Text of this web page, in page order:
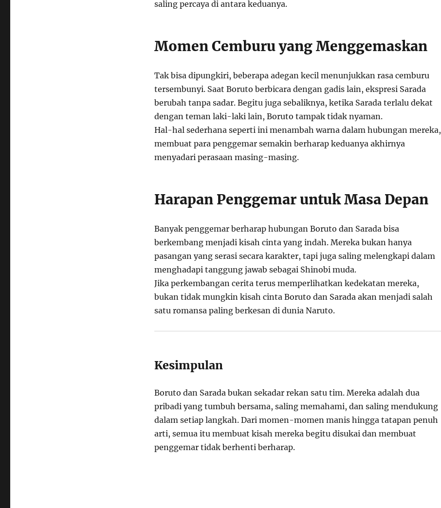
saling percaya di antara keduanya.
Momen Cemburu yang Menggemaskan
Tak bisa dipungkiri, beberapa adegan kecil menunjukkan rasa cemburu
tersembunyi. Saat Boruto berbicara dengan gadis lain, ekspresi Sarada
berubah tanpa sadar. Begitu juga sebaliknya, ketika Sarada terlalu dekat
dengan teman laki-laki lain, Boruto tampak tidak nyaman.
Hal-hal sederhana seperti ini menambah warna dalam hubungan mereka,
membuat para penggemar semakin berharap keduanya akhirnya
menyadari perasaan masing-masing.
Harapan Penggemar untuk Masa Depan
Banyak penggemar berharap hubungan Boruto dan Sarada bisa
berkembang menjadi kisah cinta yang indah. Mereka bukan hanya
pasangan yang serasi secara karakter, tapi juga saling melengkapi dalam
menghadapi tanggung jawab sebagai Shinobi muda.
Jika perkembangan cerita terus memperlihatkan kedekatan mereka,
bukan tidak mungkin kisah cinta Boruto dan Sarada akan menjadi salah
satu romansa paling berkesan di dunia Naruto.
Kesimpulan
Boruto dan Sarada bukan sekadar rekan satu tim. Mereka adalah dua
pribadi yang tumbuh bersama, saling memahami, dan saling mendukung
dalam setiap langkah. Dari momen-momen manis hingga tatapan penuh
arti, semua itu membuat kisah mereka begitu disukai dan membuat
penggemar tidak berhenti berharap.